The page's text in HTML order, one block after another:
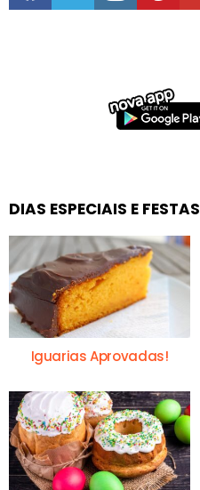
DIAS ESPECIAIS E FESTAS
Iguarias Aprovadas!